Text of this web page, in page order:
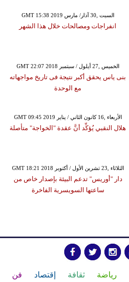
GMT 15:38 2019 السبت ,30 آذار/ مارس
انفراجات ومصالحات خلال هذا الشهر
GMT 22:07 2018 الخميس ,27 أيلول / سبتمبر
بنى ياس يحقق أكبر نتيجة فى تاريخ مواجهاته
مع الوحدة
GMT 09:45 2019 الأربعاء ,16 كانون الثاني / يناير
هلال النقبي يُؤكِّد أنَّ عقدة "الخواجة" متأصلة
GMT 18:21 2018 الثلاثاء ,23 تشرين الأول / أكتوبر
دار "أوريس" تدعم البيئة بإصدار خاص من
ساعتها السويسرية الفاخرة
رياضة ثقافة إقتصاد فن